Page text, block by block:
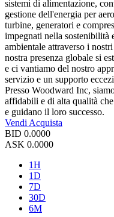
sistemi di alimentazione,
gestione dell'energia per
turbine, generatori e
impegnati nella sostenibilità
ambientale attraverso i
nostra presenza globale si
e ci vantiamo del nostro
servizio e un supporto
Presso Woodward Inc,
affidabili e di alta qualità
e guidano il loro successo.
Vendi Acquista
BID 0.0000
ASK 0.0000
1H
1D
7D
30D
6M